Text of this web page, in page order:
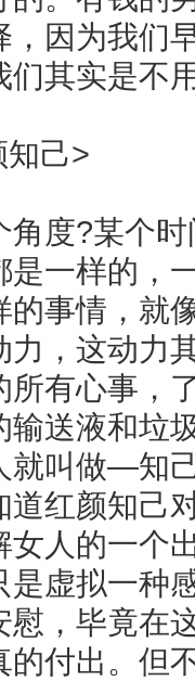
，因为我们
们其实是不
知己>
角度?某个
是一样的，
的事情，就
力，这动力
所有心事，
输送液和垃
就叫做—知
道红颜知己
女人的一个
是虚拟一种
慰，毕竟在
的付出。但